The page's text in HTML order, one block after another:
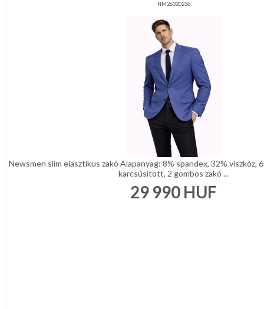
NM26320256
Newsmen slim elasztikus zakó Alapanyag: 8% spandex, 32% viszkóz,
karcsúsított, 2 gombos zakó ...
29 990 HUF